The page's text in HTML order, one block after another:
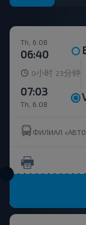
Th, 6.08
06:40
0 小时 23 分钟
Th, 6.08
07:03